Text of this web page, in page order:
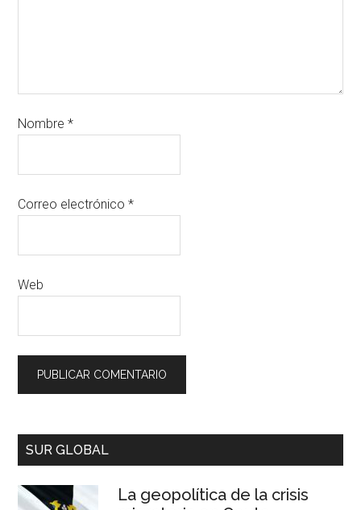
Nombre*
Correo electrónico*
Web
SUR GLOBAL
La geopolítica de la crisis